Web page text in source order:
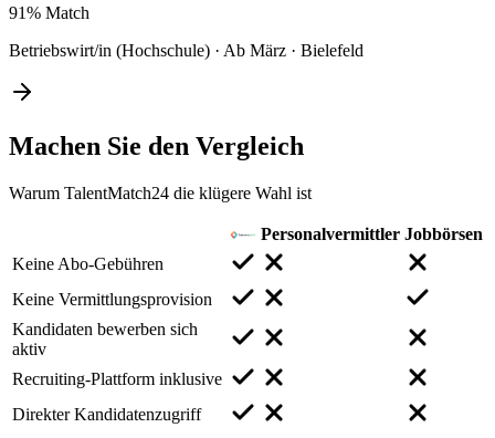
91% Match
Betriebswirt/in (Hochschule) · Ab März · Bielefeld
Machen Sie den Vergleich
Warum TalentMatch24 die klügere Wahl ist
Personalvermittler Jobbörsen
Keine Abo-Gebühren
Keine Vermittlungsprovision
Kandidaten bewerben sich
aktiv
Recruiting-Plattform inklusive
Direkter Kandidatenzugriff